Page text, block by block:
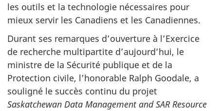
les outils et la technologie nécessaires pour
mieux servir les Canadiens et les Canadiennes.
Durant ses remarques d’ouverture à l’Exercice
de recherche multipartite d’aujourd’hui, le
ministre de la Sécurité publique et de la
Protection civile, l’honorable Ralph Goodale, a
souligné le succès continu du projet
Saskatchewan Data Management and SAR Resource